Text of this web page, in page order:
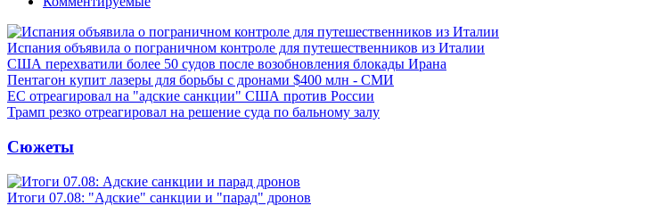
Испания объявила о пограничном контроле для путешественников из Италии
США перехватили более 50 судов после возобновления блокады Ирана
Пентагон купит лазеры для борьбы с дронами $400 млн - СМИ
ЕС отреагировал на "адские санкции" США против России
Трамп резко отреагировал на решение суда по бальному залу
Сюжеты
Итоги 07.08: "Адские" санкции и "парад" дронов